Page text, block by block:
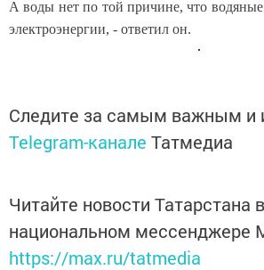
А воды нет по той причине, что
электроэнергии, - ответил он.
Следите за самым важным и
Telegram-канале Татмедиа
Читайте новости Татарстана в
национальном мессенджере
https://max.ru/tatmedia